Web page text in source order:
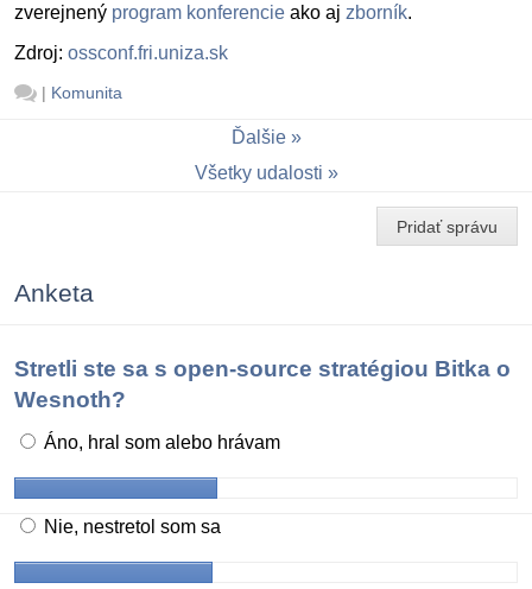
zverejnený program konferencie ako aj zborník.
Zdroj: ossconf.fri.uniza.sk
| Komunita
Ďalšie
Všetky udalosti
Pridať správu
Anketa
Stretli ste sa s open-source stratégiou Bitka o
Wesnoth?
Áno, hral som alebo hrávam
Nie, nestretol som sa